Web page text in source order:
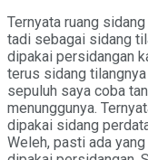
Ternyata ruang
tadi sebagai sidang
dipakai persidangan
terus sidang
sepuluh saya coba
menunggunya.
dipakai sidang
Weleh, pasti ada